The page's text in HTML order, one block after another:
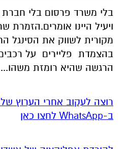
בלי משרד פרסום בלי
ויעיל היינו אומרים.הזמרת
מקורית לשווק את הסינגל
בהצמדת פליירים על רכבים
הרגשה שהיא רומזת
רוצה לעקוב אחרי הערוץ
ב-WhatsApp לחצו כאן